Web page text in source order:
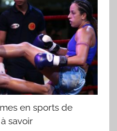
en sports de
savoir